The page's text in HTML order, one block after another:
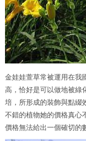
金娃娃萱草常被運用在我
高，恰好是可以做地被綠
培，所形成的裝飾與點綴
不錯的植物她的價格真心
價格無法給出一個確切的